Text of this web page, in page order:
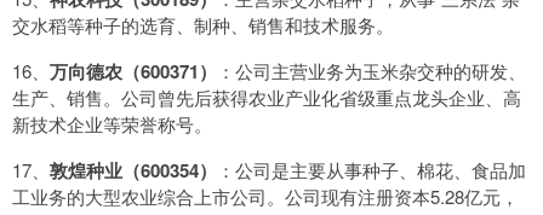
交水稻等种子的选育、制种、销售和技术服务。
16、 万向德农（600371）
：公司主营业务为玉米杂交种的研发、
生产、销售。公司曾先后获得农业产业化省级重点龙头企业、高
新技术企业等荣誉称号。
17、 敦煌种业（600354）
：公司是主要从事种子、棉花、食品加
工业务的大型农业综合上市公司。公司现有注册资本5.28亿元，